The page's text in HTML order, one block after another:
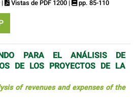
| Vistas de PDF 1200 | pp. 85-110
PARA EL ANÁLISIS DE
DE LOS PROYECTOS DE LA
of revenues and expenses of the